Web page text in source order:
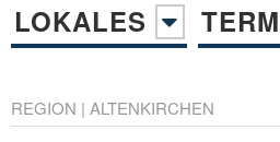
LOKALES
REGION | ALTENKIRCHEN